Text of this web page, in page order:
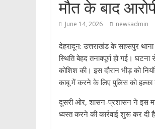
मौत के बाद
June 14, 2026 newsadmin
देहरादून: उत्तराखंड के सहसपुर थाना
स्थिति बेहद तनावपूर्ण हो गई।
कोशिश की। इस दौरान भीड़ को
काबू में करने के लिए पुलिस को हल्का
​दूसरी ओर, शासन-प्रशासन ने इस
ध्वस्त करने की कार्रवाई शुरू कर दी